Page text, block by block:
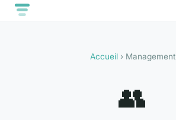
Accueil › Management
👥